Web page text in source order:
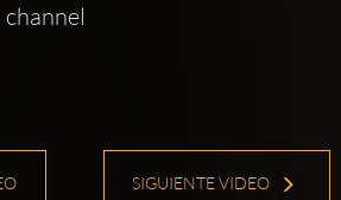
channel
SIGUIENTE VIDEO